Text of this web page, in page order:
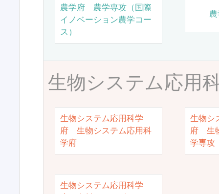
農学府 農学専攻（国際
イノベーション農学コー
ス）
生物システム応用
生物システム応用科学
府 生物システム応用科
学府
生物シ
府 生
学専攻
生物システム応用科学